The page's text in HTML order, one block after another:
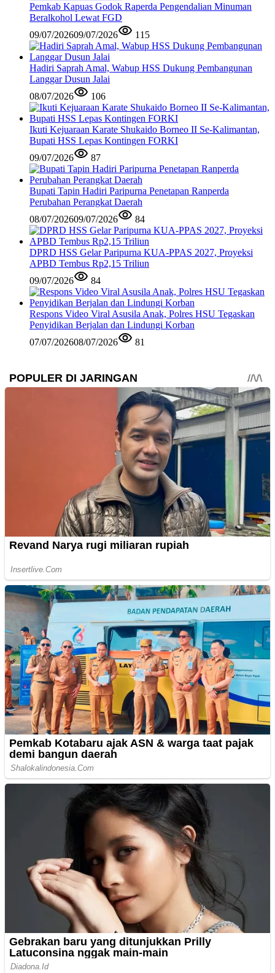
Pemkab Kapuas Godok Raperda Pengendalian Minuman
Beralkohol Lewat FGD
09/07/202609/07/2026 115
Hadiri Saprah Amal, Wabup HSS Dukung Pembangunan
Langgar Dusun Jalai
08/07/2026
106
Ikuti Kejuaraan Karate Shukaido Borneo II Se-Kalimantan,
Bupati HSS Lepas Kontingen FORKI
09/07/2026
87
Bupati Tapin Hadiri Paripurna Penetapan Ranperda
Perubahan Perangkat Daerah
08/07/202609/07/2026 84
DPRD HSS Gelar Paripurna KUA-PPAS 2027, Proyeksi
APBD Tembus Rp2,15 Triliun
09/07/2026
84
Respons Video Viral Asusila Anak, Polres HSU Tegaskan
Penyidikan Berjalan dan Lindungi Korban
07/07/202608/07/2026 81